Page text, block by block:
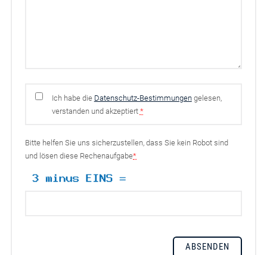
Ich habe die Datenschutz-Bestimmungengelesen,
verstanden und akzeptiert *
Bitte helfen Sie uns sicherzustellen, dass Sie kein Robot sind
und lösen diese Rechenaufgabe*